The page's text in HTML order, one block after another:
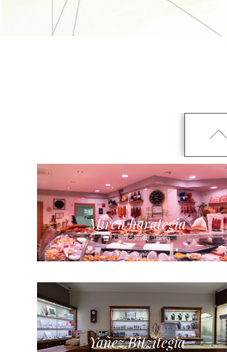
Miren harategia
Carnicería Tolosa
Tolosaldea
Yañez Bitzitegia